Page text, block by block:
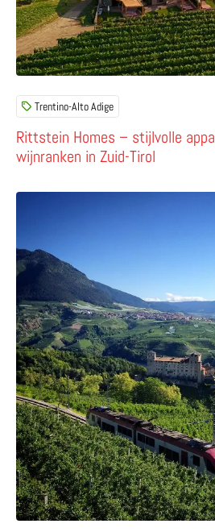
Rittstein Homes – stijlvolle
wijnranken in Zuid-Tirol
Trentino-Alto Adige